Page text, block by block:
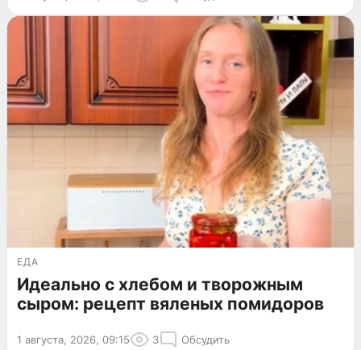
ЕДА
Идеально с хлебом и творожным
сыром: рецепт вяленых помидоров
1 августа, 2026, 09:15 3 Обсудить